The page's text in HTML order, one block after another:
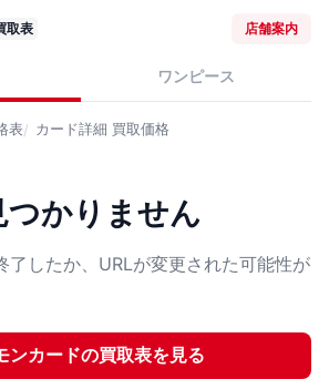
取表 店舗案内
ワンピース
表 カード詳細 買取価格
かりません
了したか、URLが変更された可能性が
ンカードの買取表を見る